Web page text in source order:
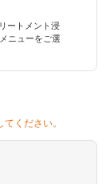
ートメント浸
ニューをご選
ください。